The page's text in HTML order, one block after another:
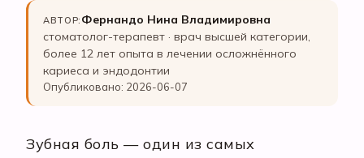
АВТОР: Фернандо Нина Владимировна
стоматолог-терапевт · врач высшей категории,
более 12 лет опыта в лечении осложнённого
кариеса и эндодонтии
Опубликовано: 2026-06-07
Зубная боль — один из самых